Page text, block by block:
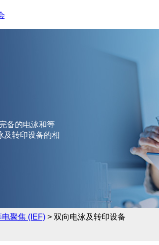
备的电泳和等
及转印设备的相
电聚焦 (IEF)> 双向电泳及转印设备